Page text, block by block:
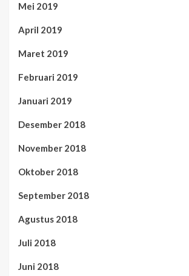
Mei 2019
April 2019
Maret 2019
Februari 2019
Januari 2019
Desember 2018
November 2018
Oktober 2018
September 2018
Agustus 2018
Juli 2018
Juni 2018